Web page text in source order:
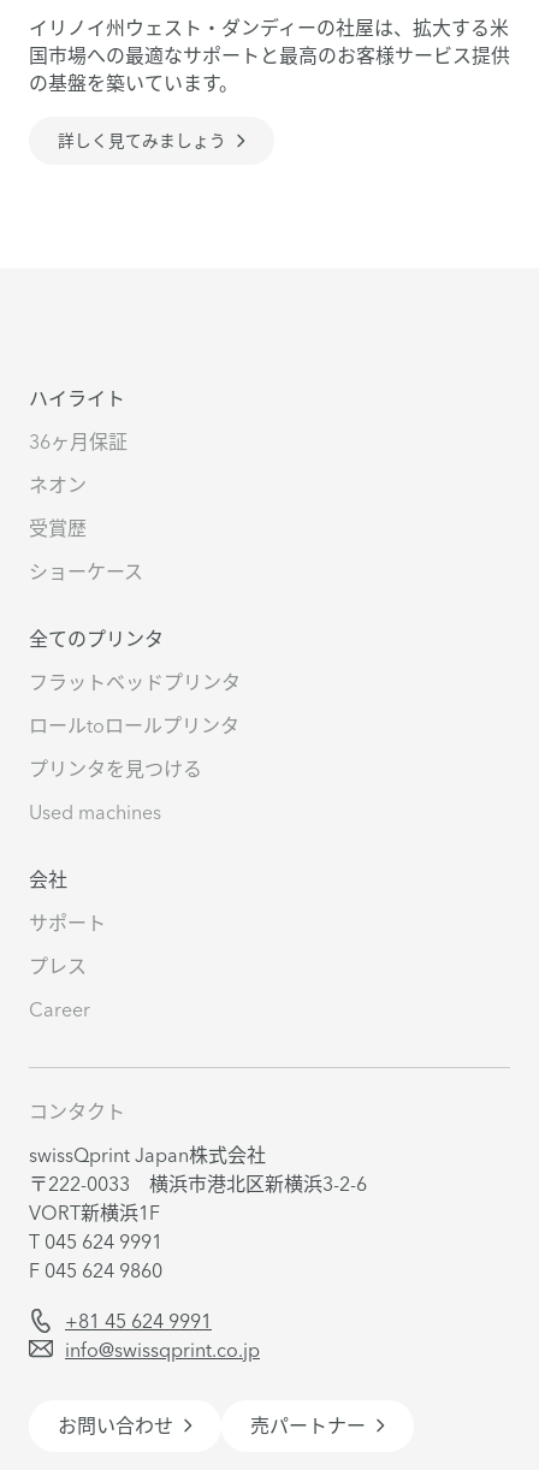
イリノイ州ウェスト・ダンディーの社屋は、拡大する米
国市場への最適なサポートと最高のお客様サービス提供
の基盤を築いています。
詳しく見てみましょう
ハイライト
36ヶ月保証
ネオン
受賞歴
ショーケース
全てのプリンタ
フラットベッドプリンタ
ロールtoロールプリンタ
プリンタを見つける
Used machines
会社
サポート
プレス
Career
コンタクト
swissQprint Japan株式会社
〒222-0033 横浜市港北区新横浜3-2-6
VORT新横浜1F
T 045 624 9991
F 045 624 9860
+81 45 624 9991
info@swissqprint.co.jp
お問い合わせ 売パートナー